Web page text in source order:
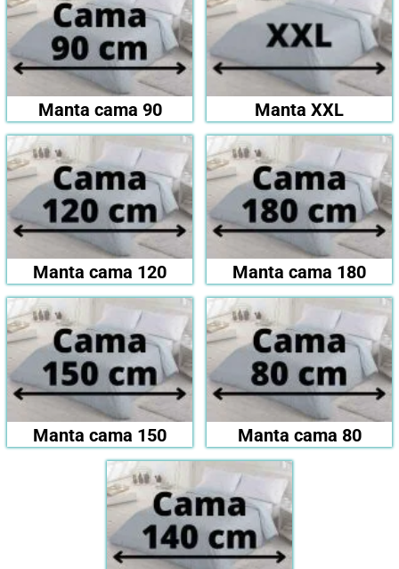
Manta cama 90 Manta XXL
Manta cama 120 Manta cama 180
Manta cama 150 Manta cama 80